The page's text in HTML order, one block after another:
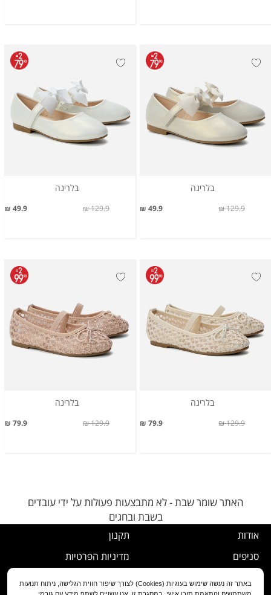
בלרינה
49.9 ₪ 129.9 ₪
בלרינה
49.9 ₪ 129.9 ₪
בלרינה
79.9 ₪ 129.9 ₪
בלרינה
79.9 ₪ 129.9 ₪
האתר שומר שבת - לא מתבצעות פעולות על ידי עובדים
בשבת ובחגים
אודות
סניפים
תקנון
מדיניות הפרטיות
נוהל ביטול עסקה
באתר זה נעשה שימוש בעוגיות (Cookies) לצורך שיפור חווית הגלישה, ניתוח תנועות